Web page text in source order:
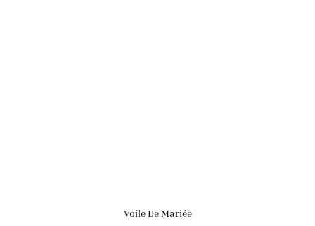
Voile De Mariée